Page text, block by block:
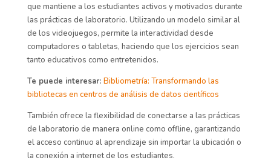
que mantiene a los estudiantes activos y motivados durante
las prácticas de laboratorio. Utilizando un modelo similar al
de los videojuegos, permite la interactividad desde
computadores o tabletas, haciendo que los ejercicios sean
tanto educativos como entretenidos.
Te puede interesar: Bibliometría: Transformando las
bibliotecas en centros de análisis de datos científicos
También ofrece la flexibilidad de conectarse a las prácticas
de laboratorio de manera online como offline, garantizando
el acceso continuo al aprendizaje sin importar la ubicación o
la conexión a internet de los estudiantes.